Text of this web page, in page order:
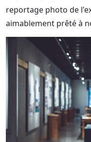
reportage photo de
aimablement prêté à